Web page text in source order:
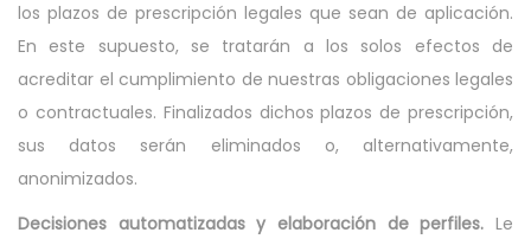
los plazos de prescripción legales que sean de aplicación.
En este supuesto, se tratarán a los solos efectos de
acreditar el cumplimiento de nuestras obligaciones legales
o contractuales. Finalizados dichos plazos de prescripción,
sus datos serán eliminados o, alternativamente,
anonimizados.
Decisiones automatizadas y elaboración de perfiles. Le